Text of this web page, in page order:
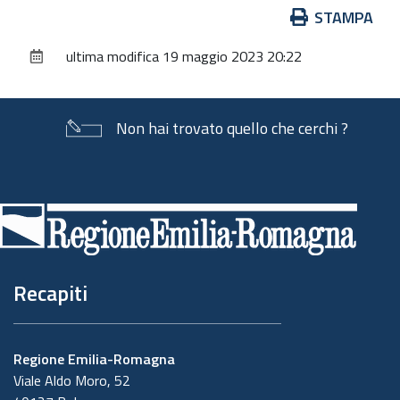
documento
STAMPA
ultima modifica 19 maggio 2023 20:22
Non hai trovato quello che cerchi ?
di
pagina
Recapiti
Regione Emilia-Romagna
Viale Aldo Moro, 52